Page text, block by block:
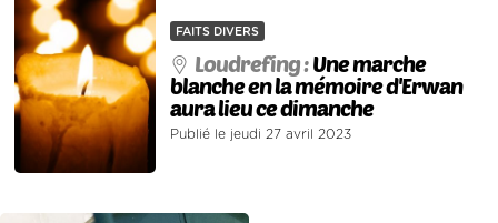
FAITS DIVERS
Loudrefing :Une marche
blanche en la mémoire d'Erwan
aura lieu ce dimanche
Publié le jeudi 27 avril 2023